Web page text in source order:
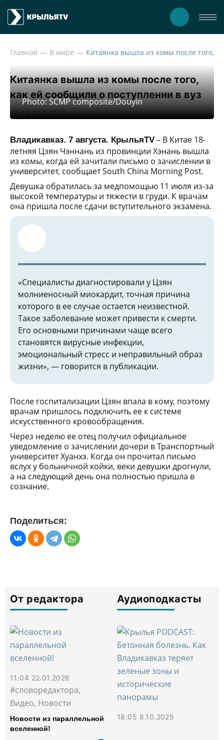
Главная В мире
Китаянка вышла из комы после того,
как ей сообщили о поступлении в вуз
17:49 7.08.2025
Photo: SCMP composite/Douyin
Владикавказ. 7 августа. КрыльяTV – В Китае 18-
летняя Цзян Чэннань из провинции Хэнань вышла
из комы, когда ей зачитали письмо о зачислении в
университет, сообщает South China Morning Post.
Девушка обратилась за медпомощью 11 июля из‑за
высокой температуры и тяжести в груди. К врачам
она пришла после сдачи вступительного экзамена.
«Специалисты диагностировали у Цзян
молниеносный миокардит, точная причина
которого в ее случае остается неизвестной.
Такое заболевание может привести к смерти.
Его основными причинами чаще всего
становятся вирусные инфекции,
эмоциональный стресс и неправильный образ
жизни», — говорится в публикации.
После госпитализации Цзян впала в кому, поэтому
врачам пришлось подключить ее к системе
искусственного кровообращения.
Через неделю ее отец получил официальное
уведомление о зачислении дочери в Транспортный
университет Хуанхэ. Когда он прочитал письмо
вслух у больничной койки, веки девушки дрогнули,
а на следующий день она полностью пришла в
сознание.
Поделиться:
От редактора
11:04 22.01.2026
#словоредактора,
Видео, Новости
Новости из параллельной
вселенной!
Аудиоподкасты
18:05 8.10.2025